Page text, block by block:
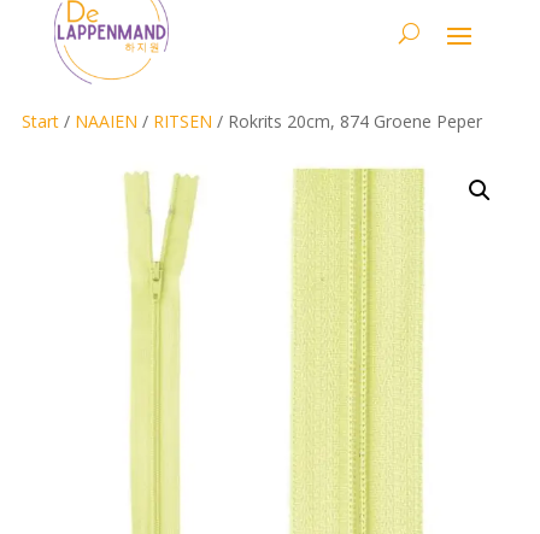
Start/ NAAIEN / RITSEN / Rokrits 20cm, 874 Groene Peper